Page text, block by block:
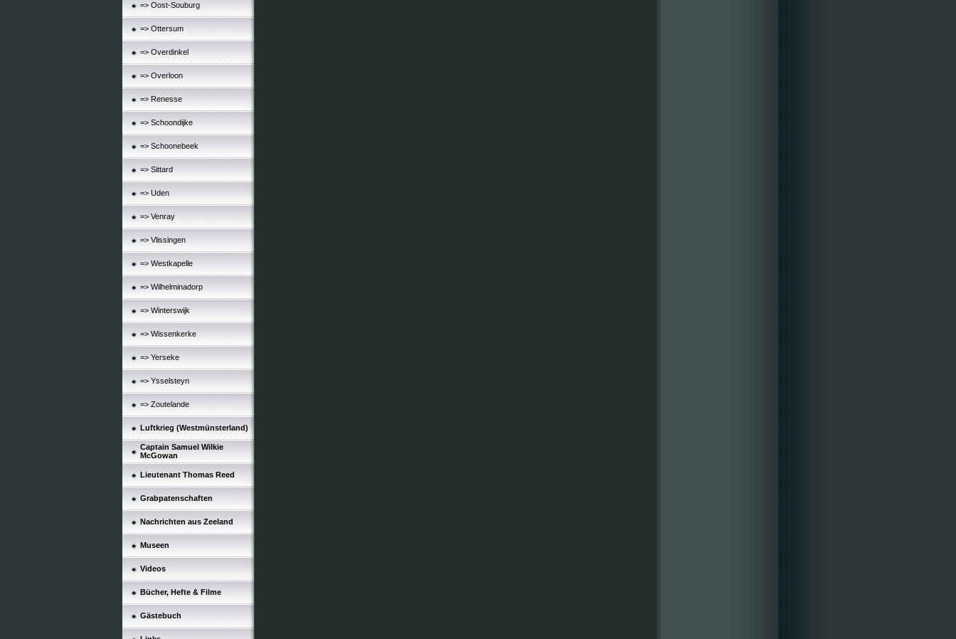
=> Oost-Souburg
=> Ottersum
=> Overdinkel
=> Overloon
=> Renesse
=> Schoondijke
=> Schoonebeek
=> Sittard
=> Uden
=> Venray
=> Vlissingen
=> Westkapelle
=> Wilhelminadorp
=> Winterswijk
=> Wissenkerke
=> Yerseke
=> Ysselsteyn
=> Zoutelande
Luftkrieg (Westmünsterland)
Captain Samuel Wilkie
McGowan
Lieutenant Thomas Reed
Grabpatenschaften
Nachrichten aus Zeeland
Museen
Videos
Bücher, Hefte & Filme
Gästebuch